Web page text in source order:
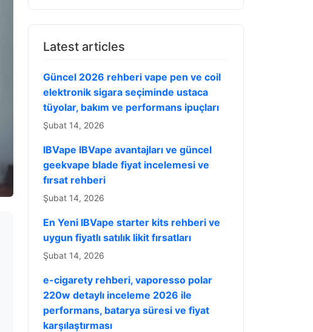
Latest articles
Güncel 2026 rehberi vape pen ve coil
elektronik sigara seçiminde ustaca
tüyolar, bakım ve performans ipuçları
Şubat 14, 2026
IBVape IBVape avantajları ve güncel
geekvape blade fiyat incelemesi ve
fırsat rehberi
Şubat 14, 2026
En Yeni IBVape starter kits rehberi ve
uygun fiyatlı satılık likit fırsatları
Şubat 14, 2026
e-cigarety rehberi, vaporesso polar
220w detaylı inceleme 2026 ile
performans, batarya süresi ve fiyat
karşılaştırması